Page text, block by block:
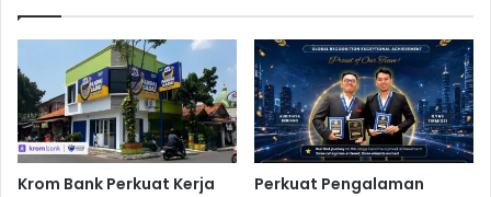
r
P
r
i
n
s
a
g
r
i
a
Krom Bank Perkuat Kerja
Perkuat Pengalaman